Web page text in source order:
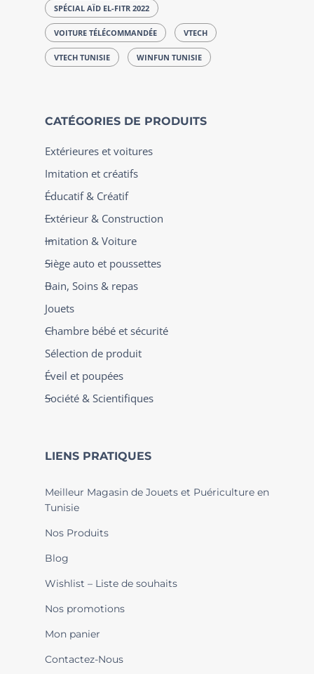
SPÉCIAL AÏD EL-FITR 2022
VOITURE TÉLÉCOMMANDÉE VTECH
VTECH TUNISIE WINFUN TUNISIE
CATÉGORIES DE PRODUITS
Extérieures et voitures
Imitation et créatifs
Éducatif & Créatif
Extérieur & Construction
Imitation & Voiture
Siège auto et poussettes
Bain, Soins & repas
Jouets
Chambre bébé et sécurité
Sélection de produit
Éveil et poupées
Société & Scientifiques
LIENS PRATIQUES
Meilleur Magasin de Jouets et Puériculture en
Tunisie
Nos Produits
Blog
Wishlist – Liste de souhaits
Nos promotions
Mon panier
Contactez-Nous